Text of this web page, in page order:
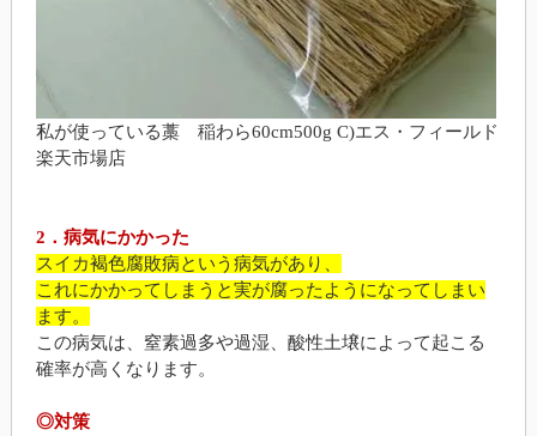
私が使っている藁 稲わら60cm500g C)エス・フィールド
楽天市場店
2．病気にかかった
スイカ褐色腐敗病という病気があり、
これにかかってしまうと実が腐ったようになってしまい
ます。
この病気は、窒素過多や過湿、酸性土壌によって起こる
確率が高くなります。
◎対策